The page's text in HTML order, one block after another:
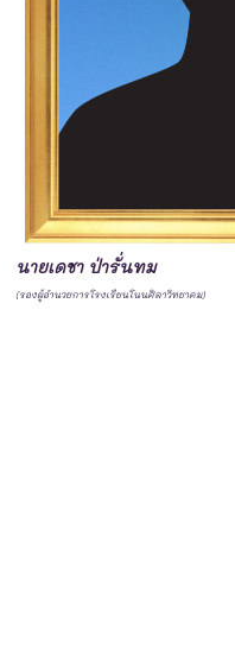
นายเดชา ป่ารั่นทม
(รองผู้อำนวยการโรงเรียนโนนศิลาวิทยาคม)